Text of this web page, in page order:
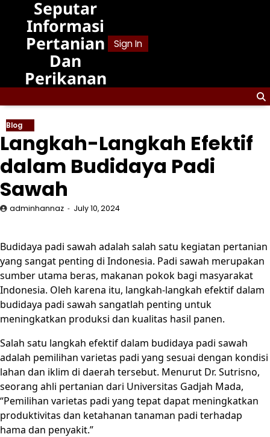
content
Seputar
Informasi
Pertanian
Dan
Perikanan
Sign In
Blog
Langkah-Langkah Efektif
dalam Budidaya Padi
Sawah
adminhannaz July 10, 2024
Budidaya padi sawah adalah salah satu kegiatan pertanian
yang sangat penting di Indonesia. Padi sawah merupakan
sumber utama beras, makanan pokok bagi masyarakat
Indonesia. Oleh karena itu, langkah-langkah efektif dalam
budidaya padi sawah sangatlah penting untuk
meningkatkan produksi dan kualitas hasil panen.
Salah satu langkah efektif dalam budidaya padi sawah
adalah pemilihan varietas padi yang sesuai dengan kondisi
lahan dan iklim di daerah tersebut. Menurut Dr. Sutrisno,
seorang ahli pertanian dari Universitas Gadjah Mada,
“Pemilihan varietas padi yang tepat dapat meningkatkan
produktivitas dan ketahanan tanaman padi terhadap
hama dan penyakit.”